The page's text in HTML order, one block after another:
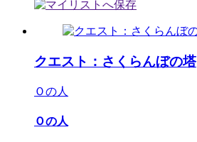
クエスト：さくらんぼの塔
Ｏの人
Ｏの人